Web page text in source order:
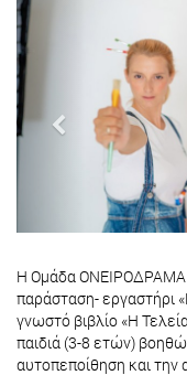
Η Ομάδα ΟΝΕΙΡΟΔΡΑΜΑ
παράσταση- εργαστήρι
γνωστό βιβλίο «Η
παιδιά (3-8 ετών)
αυτοπεποίθηση και την